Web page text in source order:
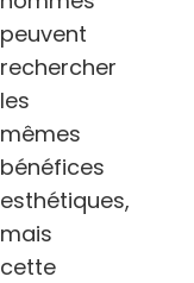
peuvent
rechercher
les
mêmes
bénéfices
esthétiques,
mais
cette